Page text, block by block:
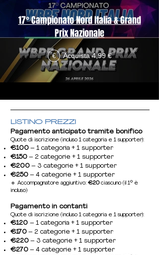
17° Campionato Nord Italia & Grand
Prix Nazionale
€ Acquista 4,99 €
LISTINO PREZZI
Pagamento anticipato tramite bonifico
Quote di iscrizione (incluso 1 categoria e 1 supporter):
€100 – 1 categoria + 1 supporter
€150 – 2 categorie + 1 supporter
€200 – 3 categorie + 1 supporter
€250 – 4 categorie + 1 supporter
🔹 Accompagnatore aggiuntivo: €20ciascuno (il 1° è
incluso)
Pagamento in contanti
Quote di iscrizione (incluso 1 categoria e 1 supporter):
€120 – 1 categoria + 1 supporter
€170 – 2 categorie + 1 supporter
€220 – 3 categorie + 1 supporter
€270 – 4 categorie + 1 supporter